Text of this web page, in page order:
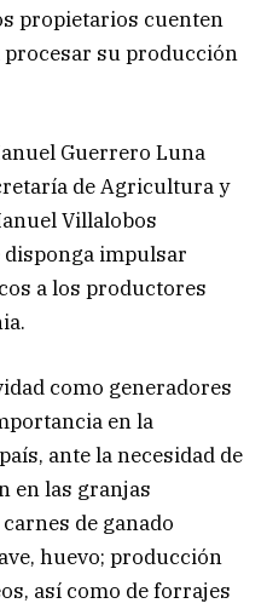
propietarios cuenten
su producción
Guerrero Luna
de Agricultura y
Villalobos
disponga impulsar
a los productores
como generadores
en la
ante la necesidad de
en las granjas
de ganado
huevo; producción
así como de forrajes